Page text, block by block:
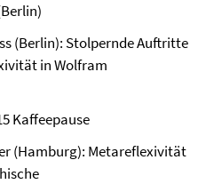
(Berlin): Stolpernde Auftritte
in Wolfram
Kaffeepause
(Hamburg): Metareflexivität